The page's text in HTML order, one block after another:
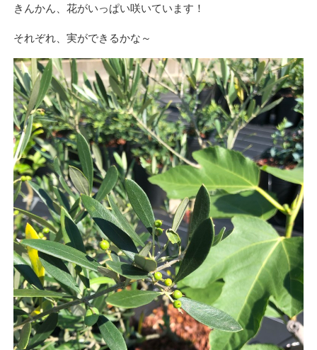
きんかん、花がいっぱい咲いています！
それぞれ、実ができるかな～